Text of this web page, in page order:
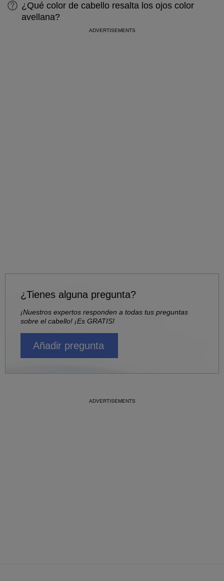
¿Qué color de cabello resalta los ojos color
avellana?
¿Tienes alguna pregunta?
¡Nuestros expertos responden a todas tus preguntas
sobre el cabello! ¡Es GRATIS!
Añadir pregunta